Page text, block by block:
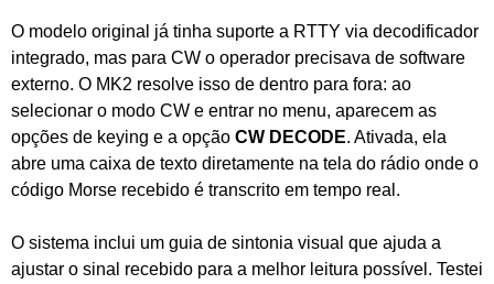
O modelo original já tinha suporte a RTTY via decodificador
integrado, mas para CW o operador precisava de software
externo. O MK2 resolve isso de dentro para fora: ao
selecionar o modo CW e entrar no menu, aparecem as
opções de keying e a opção CW DECODE. Ativada, ela
abre uma caixa de texto diretamente na tela do rádio onde o
código Morse recebido é transcrito em tempo real.
O sistema inclui um guia de sintonia visual que ajuda a
ajustar o sinal recebido para a melhor leitura possível. Testei